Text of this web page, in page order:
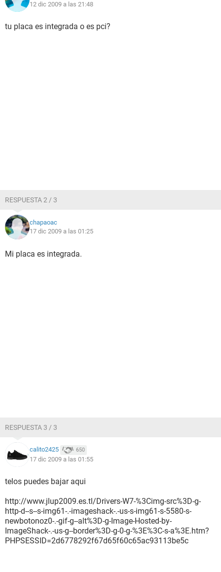
12 dic 2009 a las 21:48
tu placa es integrada o es pci?
RESPUESTA 2 / 3
chapaoac
17 dic 2009 a las 01:25
Mi placa es integrada.
RESPUESTA 3 / 3
calito2425 650
17 dic 2009 a las 01:55
telos puedes bajar aqui
http://www.jlup2009.es.tl/Drivers-W7-%3Cimg-src%3D-g-
http-d--s--s-img61-.-imageshack-.-us-s-img61-s-5580-s-
newbotonoz0-.-gif-g--alt%3D-g-Image-Hosted-by-
ImageShack-.-us-g--border%3D-g-0-g-%3E%3C-s-a%3E.htm?
PHPSESSID=2d6778292f67d65f60c65ac93113be5c